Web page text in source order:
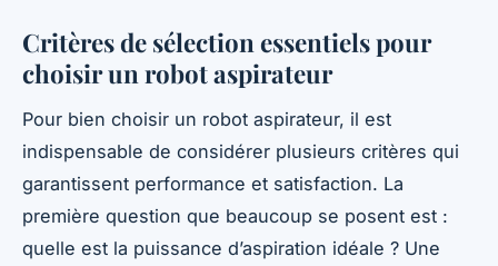
Critères de sélection essentiels pour
choisir un robot aspirateur
Pour bien choisir un robot aspirateur, il est
indispensable de considérer plusieurs critères qui
garantissent performance et satisfaction. La
première question que beaucoup se posent est :
quelle est la puissance d’aspiration idéale ? Une